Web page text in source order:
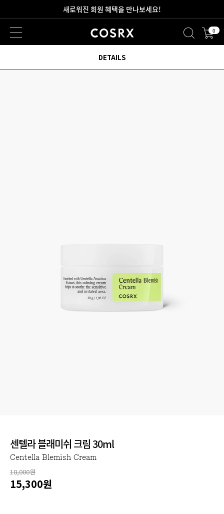
새로워진 회원 혜택을 만나보세요!
2만원 이상 무료 배송 0
센텔라 블래미쉬 크림 30ml
Centella Blemish Cream
18,000원
15,300원
DETAILS